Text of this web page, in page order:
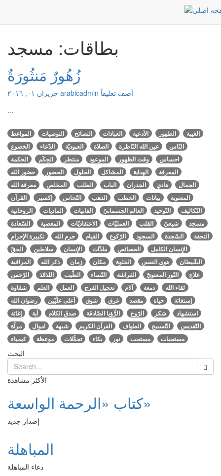
بطاقات: مسجد
زُهُورٌ مَنثُورَةٌ
arabicadminأضف تعليقاً
...
المواعظ التوصيات النصائح العبادات الأدعية الظهور
الغيبة
الخضوع
الدّعاء العبوديّة الصلاة عين الله النّاظرة
النّاس
الحكمة
الحِكَم منتطر الموعود وقت الظهور
احساس
حضور الله
الحضور الحلول المشاكل الهداية
المعرفة
معرفة الله
المخلص الطلب الباب الجدران هادي
الجمال
القرآن
إكسير النّحاس الذهب الخطب بيانات
المعنوية
الروحانية
الماديات الفانيات العالم الجسمانيّ التّوحيد
التّكاليف
السّعادة
المعصية الاعتقاديّات العمليّات القلب شيعيّ
مسجد
تكبيرة الإحرام
حرم الله القيام الرّكوع السجود السّجدة
التحفة
الحقّ
سلاطين الإنسان ملذّات الخصائص
الإنسان الكامل
المراقبة
ذكر الله زمان مكان الخلوة هوى النفس
الشّيطان
الرّحمن
اللذائذ الطّيب النّساء الفراشة النّور المعنويّ
علاج
شقاوة
العلم العمل تعجيل الفرج آلام دمعة
لقاء الله
رضوان الله
أعلى علِّيّين شوق غرق مقصد حياة
إستغاثة
إغاثة
آية صدق الكلام الرُّؤيا الصّادقة الرّوح شكر
استشهاد
مرآة
اموال شبهة القرآن الكريم الطواف التّسبيح
التّقديس
كيمياء
موعظة تجمُّلات بكاء نور مستحب مستحبات
البحث
الأكثر مشاهدة
كتاب «الرحمة الواسعة»
إصدار جديد
المباهلة
دعاء المباهلة